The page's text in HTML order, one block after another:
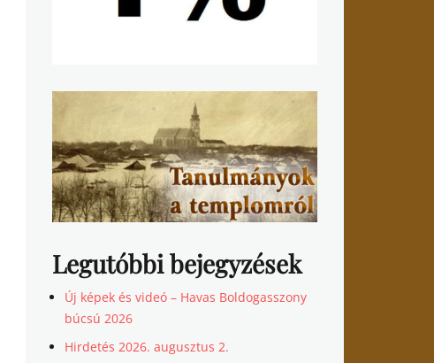
Legutóbbi bejegyzések
Új képek és videó – Havas Boldogasszony
búcsú 2026
Hirdetés 2026. augusztus 2.